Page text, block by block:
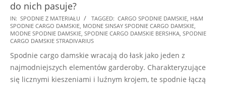
do nich pasuje?
2024-
10-
12
IN: SPODNIE Z MATERIAŁU TAGGED: CARGO SPODNIE DAMSKIE, H&M
SPODNIE CARGO DAMSKIE, MODNE SINSAY SPODNIE CARGO DAMSKIE,
MODNE SPODNIE DAMSKIE, SPODNIE CARGO DAMSKIE BERSHKA, SPODNIE
CARGO DAMSKIE STRADIVARIUS
Spodnie cargo damskie wracają do łask jako jeden z
najmodniejszych elementów garderoby. Charakteryzujące
się licznymi kieszeniami i luźnym krojem, te spodnie łączą